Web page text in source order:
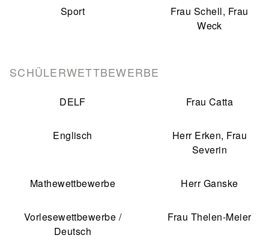
Sport
Frau Schell, Frau
Weck
SCHÜLERWETTBEWERBE
DELF Frau Catta
Englisch
Herr Erken, Frau
Severin
Mathewettbewerbe Herr Ganske
Vorlesewettbewerbe /
Deutsch
Frau Thelen-Meier